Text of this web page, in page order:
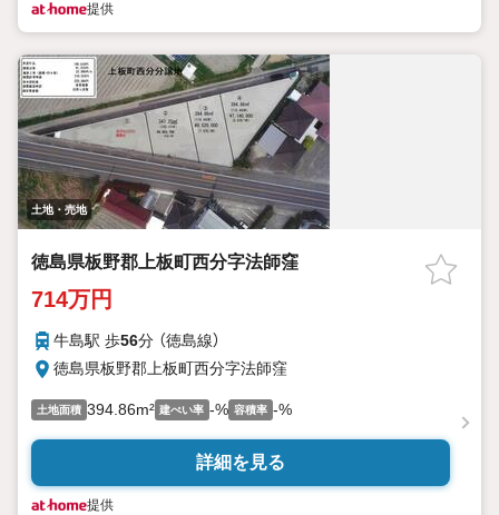
提供
土地・売地
徳島県板野郡上板町西分字法師窪
714万円
牛島駅 歩56分 （徳島線）
徳島県板野郡上板町西分字法師窪
土地面積 394.86m² 建ぺい率 -% 容積率 -%
詳細を見る
提供